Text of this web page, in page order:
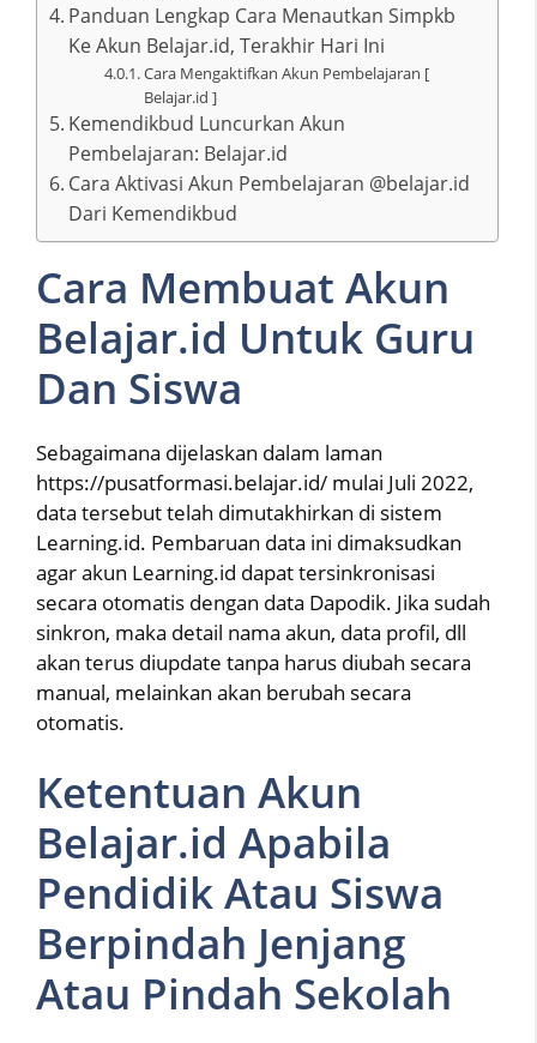
Panduan Lengkap Cara Menautkan Simpkb
Ke Akun Belajar.id, Terakhir Hari Ini
Cara Mengaktifkan Akun Pembelajaran [
Belajar.id ]
Kemendikbud Luncurkan Akun
Pembelajaran: Belajar.id
Cara Aktivasi Akun Pembelajaran @belajar.id
Dari Kemendikbud
Cara Membuat Akun
Belajar.id Untuk Guru
Dan Siswa
Sebagaimana dijelaskan dalam laman
https://pusatformasi.belajar.id/ mulai Juli 2022,
data tersebut telah dimutakhirkan di sistem
Learning.id. Pembaruan data ini dimaksudkan
agar akun Learning.id dapat tersinkronisasi
secara otomatis dengan data Dapodik. Jika sudah
sinkron, maka detail nama akun, data profil, dll
akan terus diupdate tanpa harus diubah secara
manual, melainkan akan berubah secara
otomatis.
Ketentuan Akun
Belajar.id Apabila
Pendidik Atau Siswa
Berpindah Jenjang
Atau Pindah Sekolah